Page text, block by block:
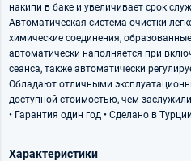
накипи в баке и увеличивает срок
Автоматическая система очистки
химические соединения,
автоматически наполняется при
сеанса, также автоматически
Обладают отличными
доступной стоимостью, чем
• Гарантия один год • Сделано в Турции
Характеристики